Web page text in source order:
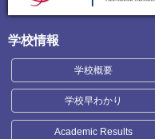
学校情報
学校概要
学校早わかり
Academic Results